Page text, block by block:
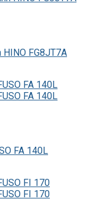
FG8JT7A
FA 140L